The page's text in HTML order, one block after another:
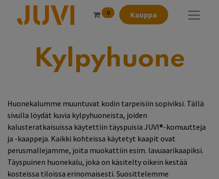
0 Kauppa
Kylpyhuone
Huonekalumme muuntuvat kodin tarpeisiin sopiviksi. Tällä
sivulla löydät kuvia kylpyhuoneista, joiden
kalusteratkaisuissa käytettiin täyspuisia JUVI®-komuutteja
ja -kaappeja. Kaikki kohteissa käytetyt kaapit ovat
perusmallejamme, joita muokattiin esim. lavuaarikaapiksi.
Täyspuinen huonekalu, joka on käsitelty oikein kestää
kosteissa tiloissa erinomaisesti. Suosittelemme